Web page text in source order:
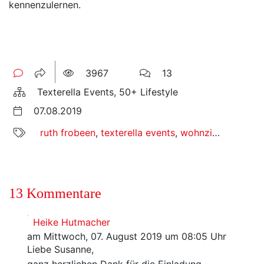
kennenzulernen.
3967
13
Texterella Events, 50+ Lifestyle
07.08.2019
ruth frobeen, texterella events, wohnzimmerlesung
13 Kommentare
Heike Hutmacher
am Mittwoch, 07. August 2019 um 08:05 Uhr
Liebe Susanne,